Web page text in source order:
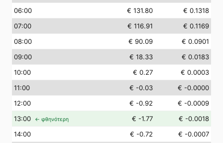
06:00 € 131.80
€ 0.1318
07:00 € 116.91
€ 0.1169
08:00 € 90.09
€ 0.0901
09:00 € 18.33
€ 0.0183
10:00 € 0.27
€ 0.0003
11:00 € -0.03
€ -0.0000
12:00 € -0.92
€ -0.0009
13:00 ← φθηνότερη € -1.77
€ -0.0018
14:00 € -0.72
€ -0.0007